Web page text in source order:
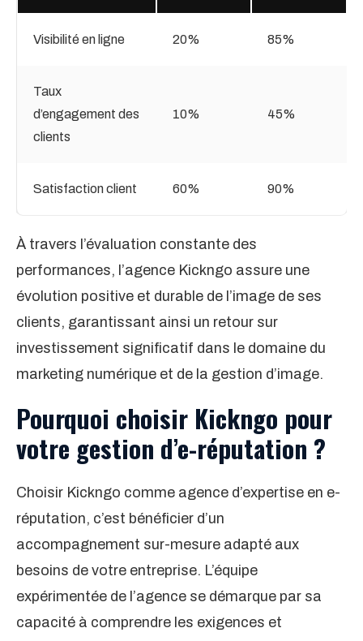
Visibilité en ligne 20% 85%
Taux
d’engagement des
clients
10% 45%
Satisfaction client 60% 90%
À travers l’évaluation constante des
performances, l’agence Kickngo assure une
évolution positive et durable de l’image de ses
clients, garantissant ainsi un retour sur
investissement significatif dans le domaine du
marketing numérique et de la gestion d’image.
Pourquoi choisir Kickngo pour
votre gestion d’e-réputation ?
Choisir Kickngo comme agence d’expertise en e-
réputation, c’est bénéficier d’un
accompagnement sur-mesure adapté aux
besoins de votre entreprise. L’équipe
expérimentée de l’agence se démarque par sa
capacité à comprendre les exigences et